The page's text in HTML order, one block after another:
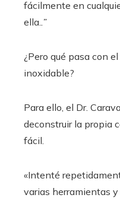
fácilmente en
ella..”
¿Pero qué pasa con
inoxidable?
Para ello, el Dr.
deconstruir la propia
fácil.
«Intenté
varias herramientas y